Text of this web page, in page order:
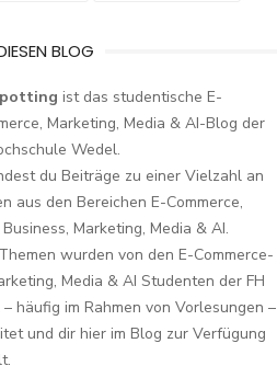
BLOG
ist das studentische E-
Marketing, Media & AI-Blog der
Wedel.
du Beiträge zu einer Vielzahl an
aus den Bereichen E-Commerce,
Marketing, Media & AI.
wurden von den E-Commerce-
Media & AI Studenten der FH
häufig im Rahmen von Vorlesungen –
und dir hier im Blog zur Verfügung